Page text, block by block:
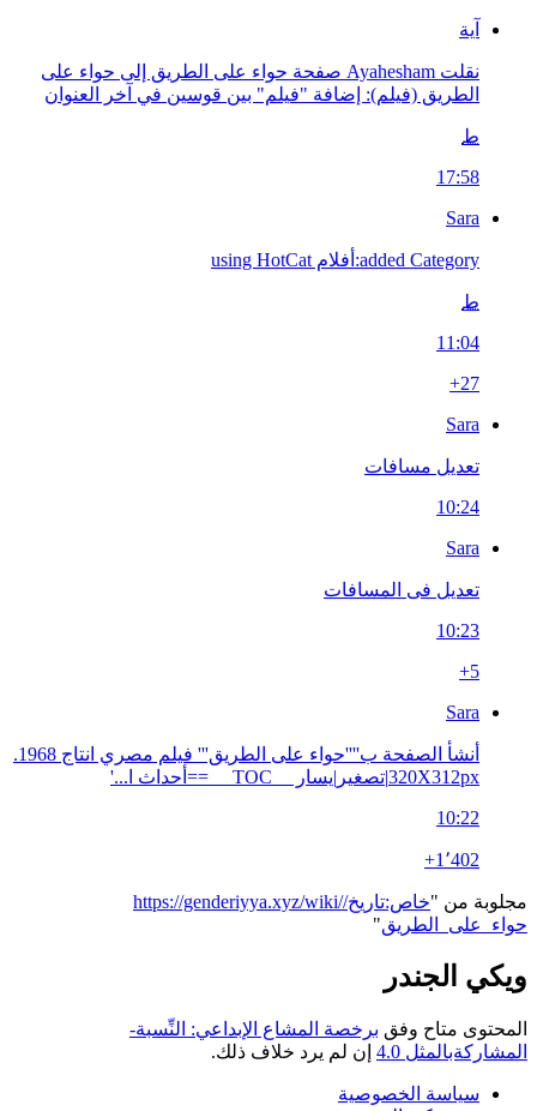
آية
نقلت Ayahesham صفحة حواء على الطريق إلى حواء على
الطريق (فيلم): إضافة "فيلم" بين قوسين في آخر العنوان
ط
17:58
Sara
added Category:أفلام using HotCat
ط
11:04
+27
Sara
تعديل مسافات
10:24
Sara
تعديل فى المسافات
10:23
+5
Sara
أنشأ الصفحة ب''''حواء على الطريق''' فيلم مصري انتاج 1968.
320X312px|تصغير|يسار __TOC__ ==أحداث ا...'
10:22
+1٬402
مجلوبة من "
https://genderiyya.xyz/wiki/خاص:تاريخ/
حواء_على_الطريق"
ويكي الجندر
المحتوى متاح وفق برخصة المشاع الإبداعي: النِّسبة-
المشاركةبالمثل 4.0
إن لم يرد خلاف ذلك.
سياسة الخصوصية